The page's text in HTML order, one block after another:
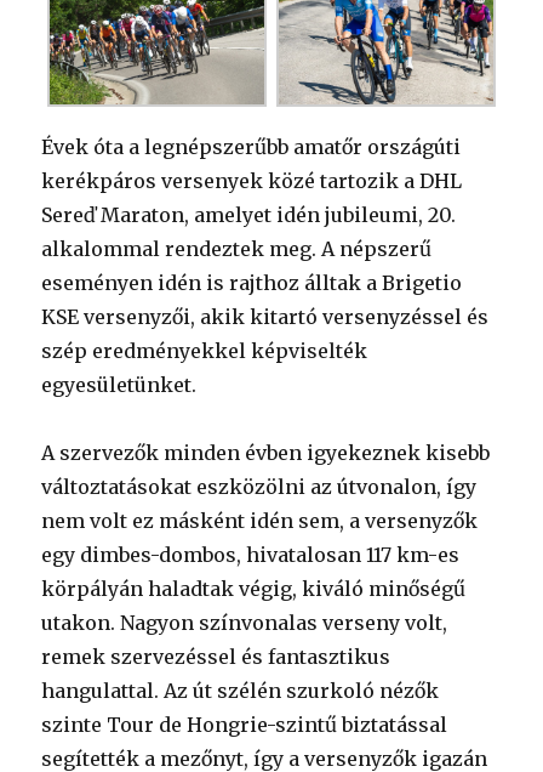
Évek óta a legnépszerűbb amatőr országúti
kerékpáros versenyek közé tartozik a DHL
Sereď Maraton, amelyet idén jubileumi, 20.
alkalommal rendeztek meg. A népszerű
eseményen idén is rajthoz álltak a Brigetio
KSE versenyzői, akik kitartó versenyzéssel és
szép eredményekkel képviselték
egyesületünket.
A szervezők minden évben igyekeznek kisebb
változtatásokat eszközölni az útvonalon, így
nem volt ez másként idén sem, a versenyzők
egy dimbes-dombos, hivatalosan 117 km-es
körpályán haladtak végig, kiváló minőségű
utakon. Nagyon színvonalas verseny volt,
remek szervezéssel és fantasztikus
hangulattal. Az út szélén szurkoló nézők
szinte Tour de Hongrie-szintű biztatással
segítették a mezőnyt, így a versenyzők igazán